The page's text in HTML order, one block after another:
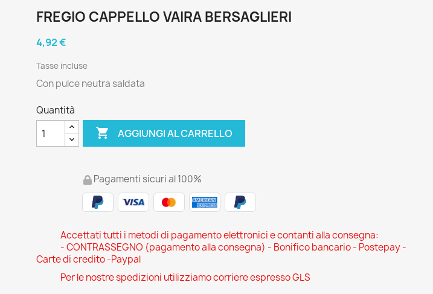
FREGIO CAPPELLO VAIRA BERSAGLIERI
4,92 €
Tasse incluse
Con pulce neutra saldata
Quantità
 AGGIUNGI AL CARRELLO
Pagamenti sicuri al 100%
Accettati tutti i metodi di pagamento elettronici e contanti alla consegna:
- CONTRASSEGNO (pagamento alla consegna) - Bonifico bancario - Postepay -
Carte di credito -Paypal
Per le nostre spedizioni utilizziamo corriere espresso GLS